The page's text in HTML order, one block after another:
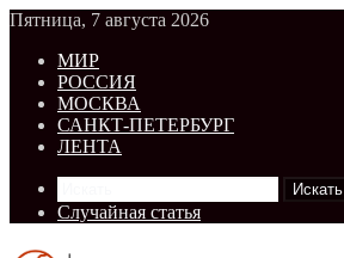
Пятница, 7 августа 2026
МИР
РОССИЯ
МОСКВА
САНКТ-ПЕТЕРБУРГ
ЛЕНТА
Искать
Случайная статья